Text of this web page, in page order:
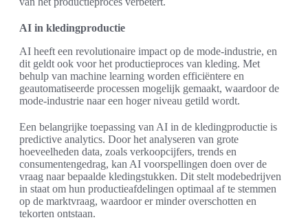
AI in kledingproductie
AI heeft een revolutionaire impact op de mode-industrie, en
dit geldt ook voor het productieproces van kleding. Met
behulp van machine learning worden efficiëntere en
geautomatiseerde processen mogelijk gemaakt, waardoor de
mode-industrie naar een hoger niveau getild wordt.
Een belangrijke toepassing van AI in de kledingproductie is
predictive analytics. Door het analyseren van grote
hoeveelheden data, zoals verkoopcijfers, trends en
consumentengedrag, kan AI voorspellingen doen over de
vraag naar bepaalde kledingstukken. Dit stelt modebedrijven
in staat om hun productieafdelingen optimaal af te stemmen
op de marktvraag, waardoor er minder overschotten en
tekorten ontstaan.